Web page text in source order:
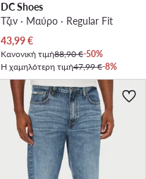
DC Shoes
Τζιν · Μαύρο · Regular Fit
Τρέχουσα τιμή
43,99€
Κανονική τιμή88,90 €-50%
Η χαμηλότερη τιμή47,99 €-8%